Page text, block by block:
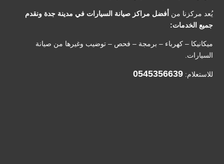
يُعد مركزنا من أفضل مراكز صيانة السيارات في مدينة جدة ونقدم
جميع الخدمات:
ميكانيكا – كهرباء – برمجة – فحص – توضيب وغيرها من صيانة
السيارات.
للاستعلام: 0545356639